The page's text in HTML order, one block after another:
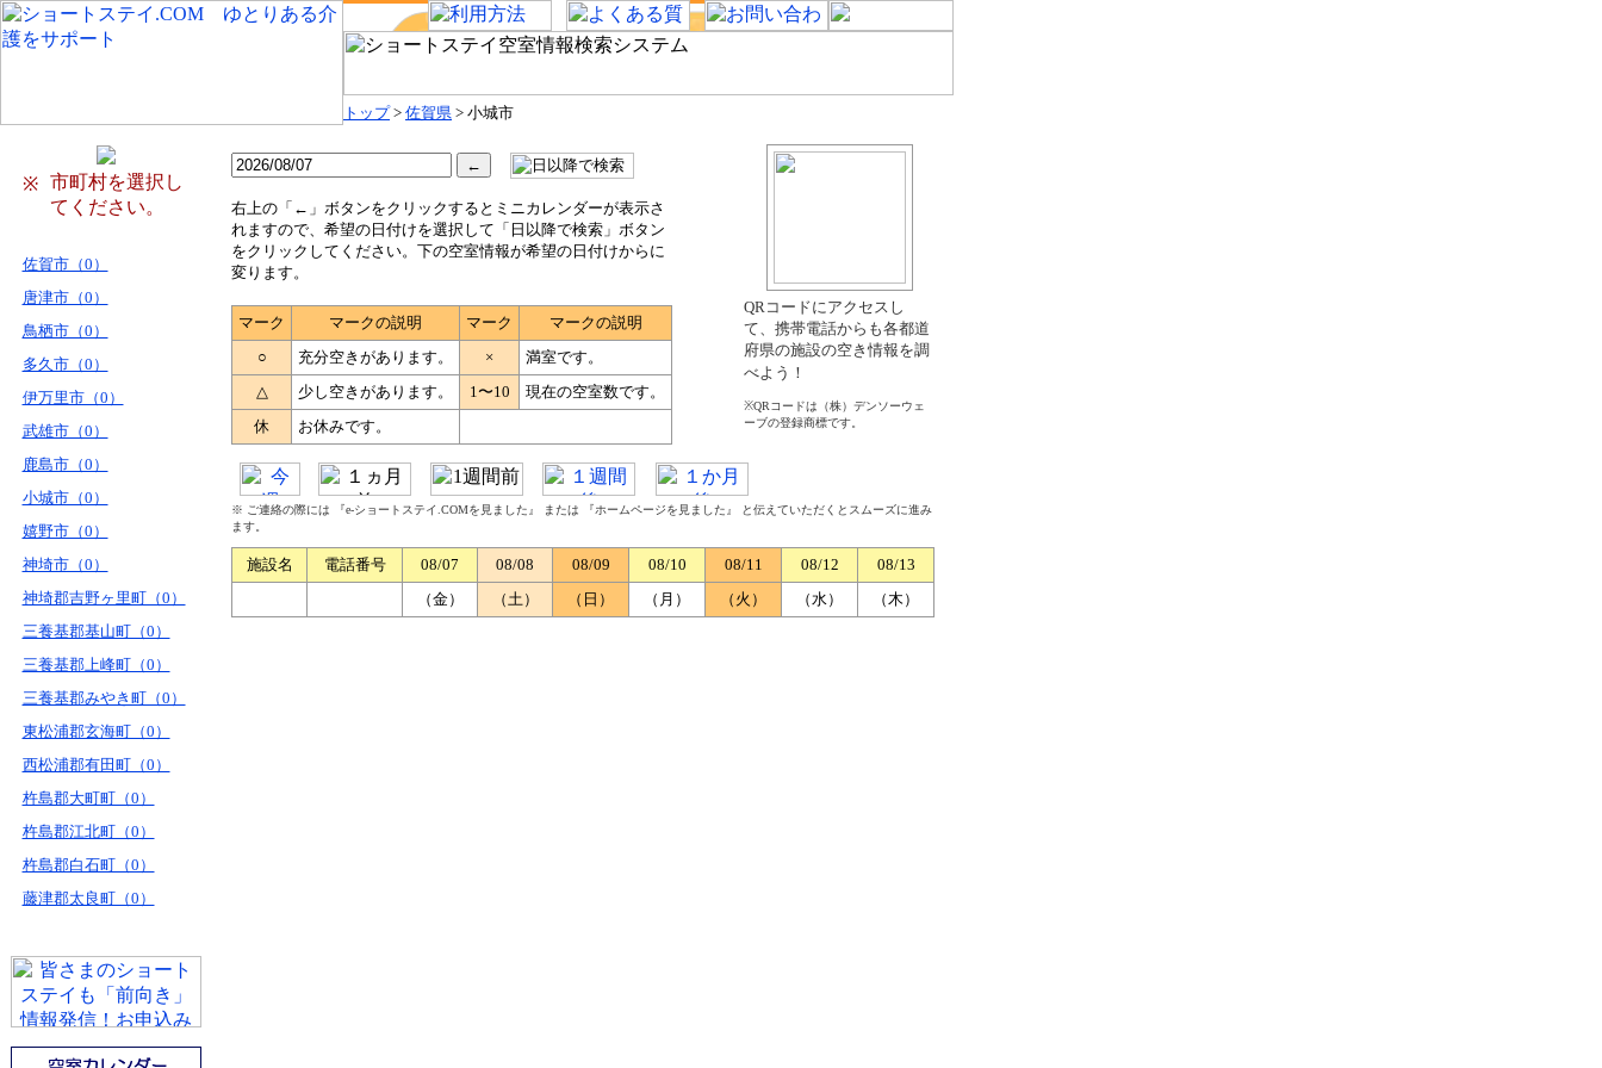
トップ> 佐賀県 > 小城市
※
市町村を選択し
てください。
佐賀市（0）
唐津市（0）
鳥栖市（0）
多久市（0）
伊万里市（0）
武雄市（0）
鹿島市（0）
小城市（0）
嬉野市（0）
神埼市（0）
神埼郡吉野ヶ里町（0）
三養基郡基山町（0）
三養基郡上峰町（0）
三養基郡みやき町（0）
東松浦郡玄海町（0）
西松浦郡有田町（0）
杵島郡大町町（0）
杵島郡江北町（0）
杵島郡白石町（0）
藤津郡太良町（0）
右上の「←」ボタンをクリックするとミニカレンダーが表示さ
れますので、希望の日付けを選択して「日以降で検索」ボタン
をクリックしてください。下の空室情報が希望の日付けからに
変ります。
マーク マークの説明 マーク
マークの説明
○
充分空きがあります。 ×
満室です。
△
少し空きがあります。 1〜10
現在の空室数です。
休
お休みです。
QRコードにアクセスし
て、携帯電話からも各都道
府県の施設の空き情報を調
べよう！
※QRコードは（株）デンソーウェ
ーブの登録商標です。
※ ご連絡の際には 『e-ショートステイ.COMを見ました』 または 『ホームページを見ました』 と伝えていただくとスムーズに進み
ます。
施設名 電話番号 08/07 08/08 08/09 08/10 08/11 08/12
08/13
（金）
（土） （日） （月） （火） （水） （木）